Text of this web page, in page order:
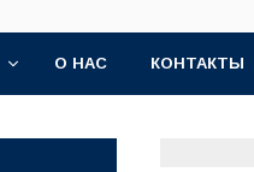
О НАС КОНТАКТЫ